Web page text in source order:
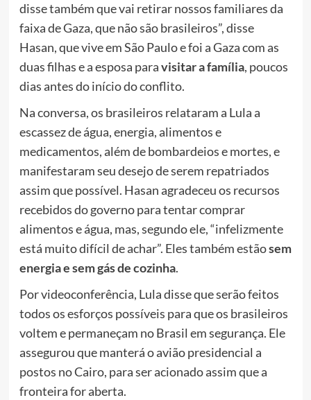
disse também que vai retirar nossos familiares da
faixa de Gaza, que não são brasileiros”, disse
Hasan, que vive em São Paulo e foi a Gaza com as
duas filhas e a esposa paravisitar a família, poucos
dias antes do início do conflito.
Na conversa, os brasileiros relataram a Lula a
escassez de água, energia, alimentos e
medicamentos, além de bombardeios e mortes, e
manifestaram seu desejo de serem repatriados
assim que possível. Hasan agradeceu os recursos
recebidos do governo para tentar comprar
alimentos e água, mas, segundo ele, “infelizmente
está muito difícil de achar”. Eles também estãosem
energia e sem gás de cozinha.
Por videoconferência, Lula disse que serão feitos
todos os esforços possíveis para que os brasileiros
voltem e permaneçam no Brasil em segurança. Ele
assegurou que manterá o avião presidencial a
postos no Cairo, para ser acionado assim que a
fronteira for aberta.